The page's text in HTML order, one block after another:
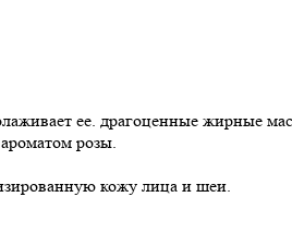
ее. драгоценные жирные
розы.
кожу лица и шеи.